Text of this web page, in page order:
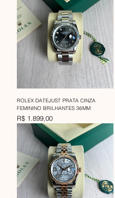
ROLEX DATEJUST PRATA CINZA
FEMININO BRILHANTES 36MM
Preço
R$ 1.899,00